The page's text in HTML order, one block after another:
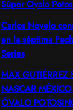
Súper Óvalo
Carlos Novelo
en la séptima
Series
MAX GUTIÉRREZ
NASCAR MÉXICO
ÓVALO